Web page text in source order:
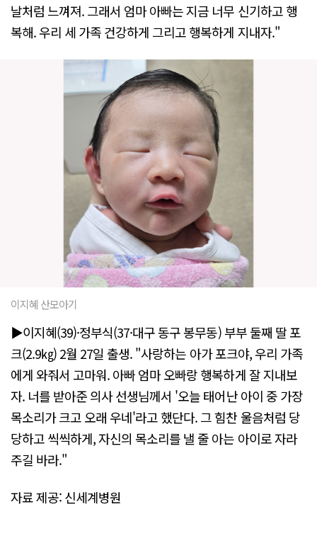
날처럼 느껴져. 그래서 엄마 아빠는 지금 너무 신기하고 행
복해. 우리 세 가족 건강하게 그리고 행복하게 지내자."
이지혜 산모아기
▶이지혜(39)·정부식(37·대구 동구 봉무동) 부부 둘째 딸 포
크(2.9㎏) 2월 27일 출생. "사랑하는 아가 포크야, 우리 가족
에게 와줘서 고마워. 아빠 엄마 오빠랑 행복하게 잘 지내보
자. 너를 받아준 의사 선생님께서 '오늘 태어난 아이 중 가장
목소리가 크고 오래 우네'라고 했단다. 그 힘찬 울음처럼 당
당하고 씩씩하게, 자신의 목소리를 낼 줄 아는 아이로 자라
주길 바라."
자료 제공: 신세계병원